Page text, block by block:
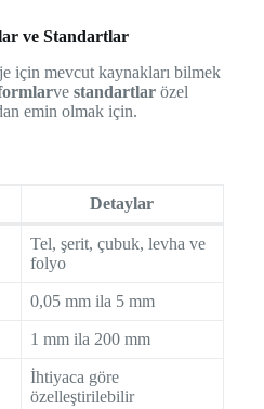
ve Standartlar
için mevcut kaynakları bilmek
ve standartlarözel
emin olmak için.
Detaylar
Tel, şerit, çubuk, levha ve
folyo
0,05 mm ila 5 mm
1 mm ila 200 mm
İhtiyaca göre
özelleştirilebilir